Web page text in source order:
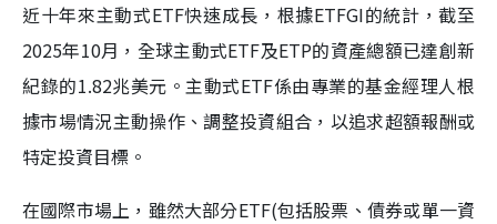
近十年來主動式ETF快速成長，根據ETFGI的統計，截至
2025年10月，全球主動式ETF及ETP的資產總額已達創新
紀錄的1.82兆美元。主動式ETF係由專業的基金經理人根
據市場情況主動操作、調整投資組合，以追求超額報酬或
特定投資目標。
在國際市場上，雖然大部分ETF(包括股票、債券或單一資